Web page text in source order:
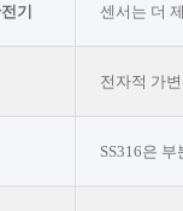
기 센서는 더
전자적 가
SS316은